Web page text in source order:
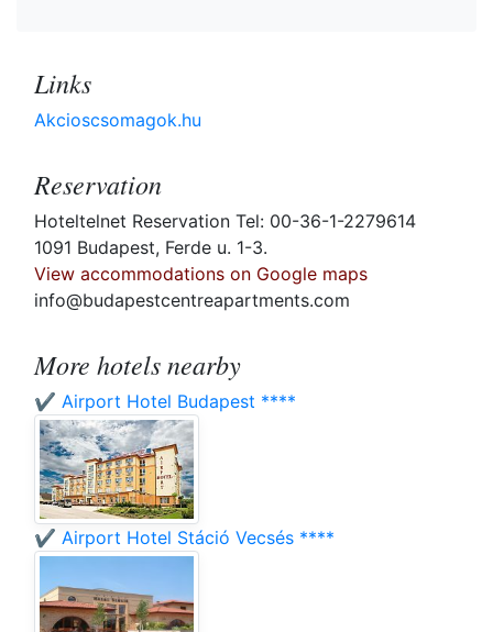
Links
Akcioscsomagok.hu
Reservation
Hoteltelnet Reservation Tel: 00-36-1-2279614
1091 Budapest, Ferde u. 1-3.
View accommodations on Google maps
info@budapestcentreapartments.com
More hotels nearby
✔️ Airport Hotel Budapest ****
✔️ Airport Hotel Stáció Vecsés ****